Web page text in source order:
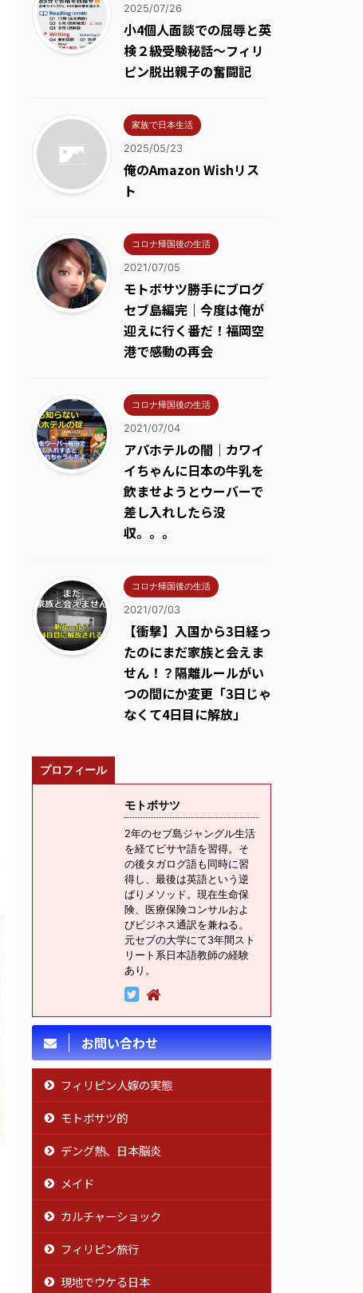
2025/07/26
小4個人面談での屈辱と英
検２級受験秘話～フィリ
ピン脱出親子の奮闘記
家族で日本生活
2025/05/23
俺のAmazon Wishリス
ト
コロナ帰国後の生活
2021/07/05
モトボサツ勝手にブログ
セブ島編完｜今度は俺が
迎えに行く番だ！福岡空
港で感動の再会
コロナ帰国後の生活
2021/07/04
アパホテルの闇｜カワイ
イちゃんに日本の牛乳を
飲ませようとウーバーで
差し入れしたら没
収。。。
コロナ帰国後の生活
2021/07/03
【衝撃】入国から3日経っ
たのにまだ家族と会えま
せん！？隔離ルールがい
つの間にか変更「3日じゃ
なくて4日目に解放」
プロフィール
モトボサツ
2年のセブ島ジャングル生活
を経てビサヤ語を習得。そ
の後タガログ語も同時に習
得し、最後は英語という逆
ばりメソッド。現在生命保
険、医療保険コンサルおよ
びビジネス通訳を兼ねる。
元セブの大学にて3年間スト
リート系日本語教師の経験
あり。
お問い合わせ
フィリピン人嫁の実態
モトボサツ的
デング熱、日本脳炎
メイド
カルチャーショック
フィリピン旅行
現地でウケる日本